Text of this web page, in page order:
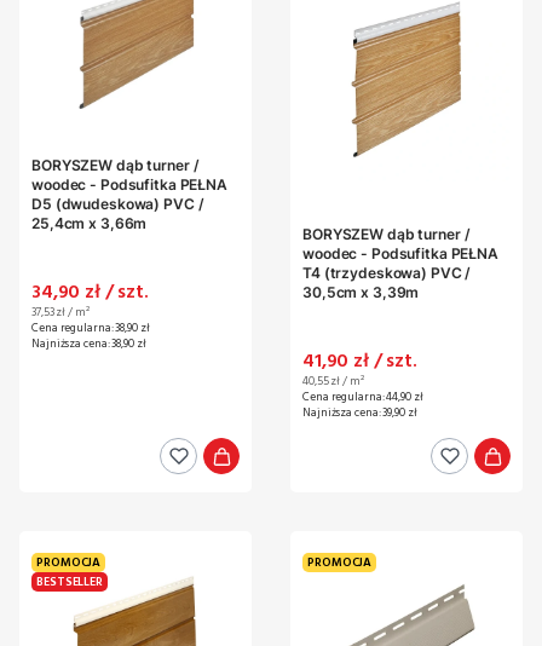
BORYSZEW dąb turner /
woodec - Podsufitka PEŁNA
D5 (dwudeskowa) PVC /
25,4cm x 3,66m
Cena promocyjna
34,90 zł / szt.
Cena jednostkowa
37,53 zł / m²
Cena regularna:38,90 zł
Najniższa cena:38,90 zł
BORYSZEW dąb turner /
woodec - Podsufitka PEŁNA
T4 (trzydeskowa) PVC /
30,5cm x 3,39m
Cena promocyjna
41,90 zł / szt.
Cena jednostkowa
40,55 zł / m²
Cena regularna:44,90 zł
Najniższa cena:39,90 zł
PROMOCJA
BESTSELLER
PROMOCJA